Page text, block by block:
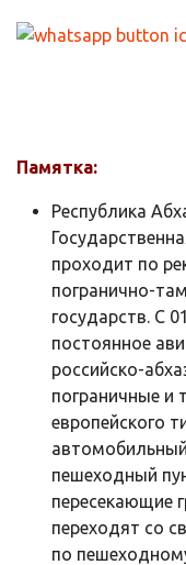
Памятка:
Республика
проходит по
погранично-
государств. C
постоянное
российско-
пограничные
европейского
пешеходный
пересекающие
переходят со
по